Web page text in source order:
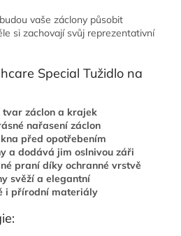
vaše záclony působit
si zachovají svůj reprezentativní
Special Tužidlo na
záclon a krajek
nařasení záclon
před opotřebením
a dodává jim oslnivou záři
praní díky ochranné vrstvě
svěží a elegantní
i přírodní materiály